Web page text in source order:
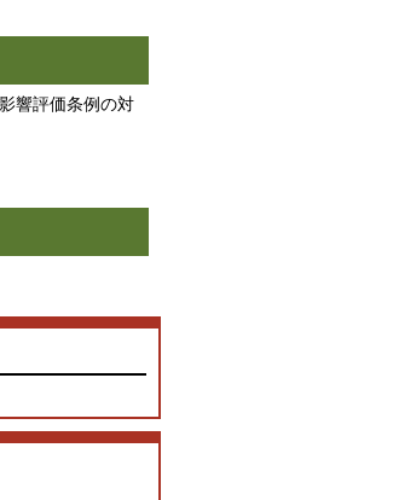
響評価条例の対